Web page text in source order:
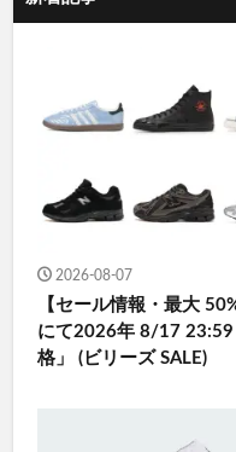
2026-08-07
【セール情報・最大
にて2026年 8/17 23:59
格」 (ビリーズ SALE)